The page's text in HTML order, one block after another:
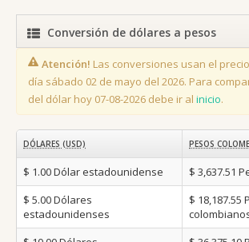
Conversión de dólares a pesos
Atención! Las conversiones usan el
día sábado 02 de mayo del 2026. Para
del dólar hoy 07-08-2026 debe ir al inicio.
DÓLARES (USD) PESOS
$ 1.00Dólar estadounidense $ 3,637.51
$ 5.00Dólares
estadounidenses
$ 18,187.55